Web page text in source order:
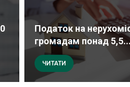
Податок на
громадам понад
ЧИТАТИ